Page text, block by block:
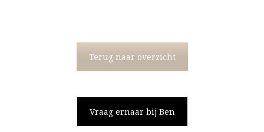
Terug naar overzicht
Vraag ernaar bij Ben